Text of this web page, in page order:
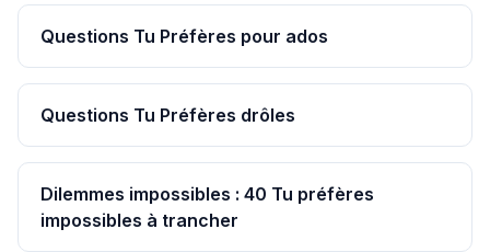
Questions Tu Préfères pour ados
Questions Tu Préfères drôles
Dilemmes impossibles : 40 Tu préfères
impossibles à trancher